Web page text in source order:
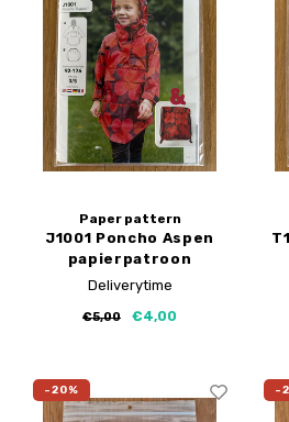
Paper pattern
J1001 Poncho Aspen
papierpatroon
Deliverytime
€5,00 €4,00
-20% -